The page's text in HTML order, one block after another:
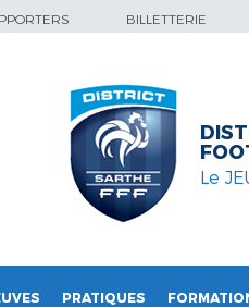
BILLETTERIE
Le
PRATIQUES